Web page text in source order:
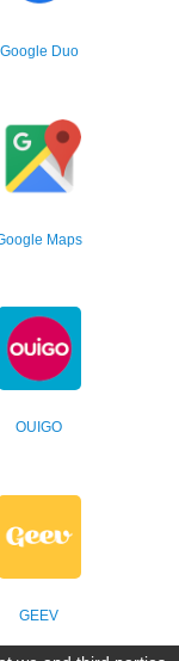
Google Duo
Maps
OUIGO
GEEV